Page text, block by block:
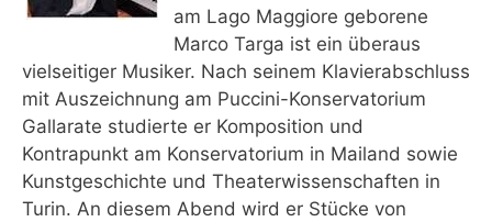
am Lago Maggiore geborene
Marco Targa ist ein überaus
vielseitiger Musiker. Nach seinem Klavierabschluss
mit Auszeichnung am Puccini-Konservatorium
Gallarate studierte er Komposition und
Kontrapunkt am Konservatorium in Mailand sowie
Kunstgeschichte und Theaterwissenschaften in
Turin. An diesem Abend wird er Stücke von